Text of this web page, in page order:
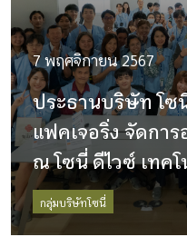
7 พฤศจิกายน 2567
ประธานบริษัท โซ
แฟคเจอริ่ง จัดกา
ณ โซนี่ ดีไวซ์ เทค
กลุ่มบริษัทโซนี่